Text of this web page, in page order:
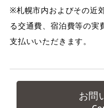
※札幌市内およびその近
る交通費、宿泊費等の実
支払いいただきます。
お問